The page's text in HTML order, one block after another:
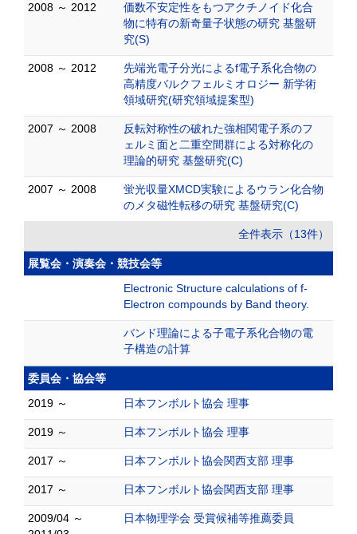
2008 ～ 2012
価数不安定性をもつアクチノイド化合
物に特有の新奇量子状態の研究 基盤研
究(S)
2008 ～ 2012
先端光電子分光によるf電子系化合物の
高精度バルクフェルミオロジー 新学術
領域研究(研究領域提案型)
2007 ～ 2008
反転対称性の破れた強相関電子系のフ
ェルミ面と二重空間群による対称化の
理論的研究 基盤研究(C)
2007 ～ 2008
蛍光収量XMCD実験によるウラン化合物
のメタ磁性転移の研究 基盤研究(C)
全件表示（13件）
展覧会・演奏会・競技会等
Electronic Structure calculations of f-
Electron compounds by Band theory.
バンド理論による子電子系化合物の電
子構造の計算
委員会・協会等
2019 ～
日本フンボルト協会 理事
2019 ～ 日本フンボルト協会 理事
2017 ～ 日本フンボルト協会関西支部 理事
2017 ～ 日本フンボルト協会関西支部 理事
2009/04 ～
日本物理学会 受賞候補等推薦委員